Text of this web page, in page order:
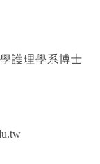
護理學系博士